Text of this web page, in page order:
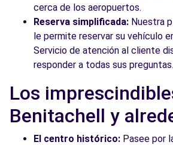
cerca de los aeropuertos.
Reserva simplificada: Nuestra
le permite reservar su vehículo
Servicio de atención al cliente
responder a todas sus preguntas.
Los
Benitachell y
El centro histórico: Pasee por